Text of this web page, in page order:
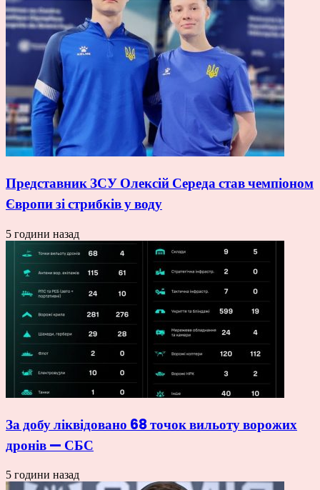
Представник ЗСУ Олексій Середа став чемпіоном
Європи зі стрибків у воду
5 години назад
За добу ліквідовано 68 точок вильоту ворожих
дронів — СБС
5 години назад